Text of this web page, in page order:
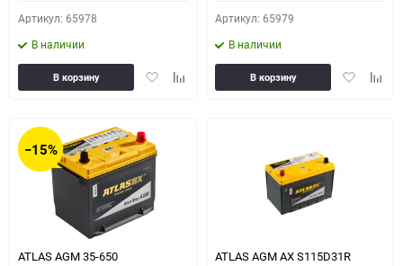
Артикул: 65978
В наличии
ДобавитьДобавить
В корзину
Артикул: 65979
В наличии
Добавить
В корзину
−15%
ATLAS AGM 35-650 ATLAS AGM AX S115D31R